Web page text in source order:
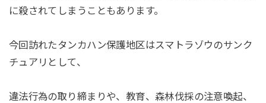
に殺されてしまうこともあります。
今回訪れたタンカハン保護地区はスマトラゾウのサンク
チュアリとして、
違法行為の取り締まりや、教育、森林伐採の注意喚起、